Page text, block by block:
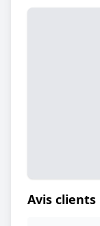
Avis clients